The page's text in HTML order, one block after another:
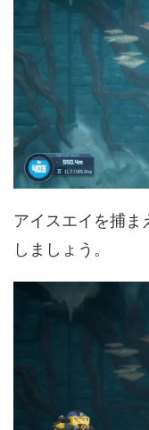
アイスエイを捕ま
しましょう。